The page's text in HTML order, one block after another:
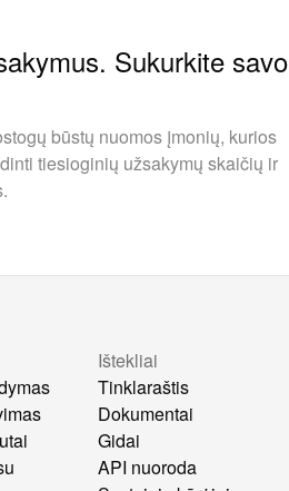
Sukurkite savo
būstų nuomos įmonių, kurios
tiesioginių užsakymų skaičių ir
Ištekliai
Tinklaraštis
Dokumentai
Gidai
API nuoroda